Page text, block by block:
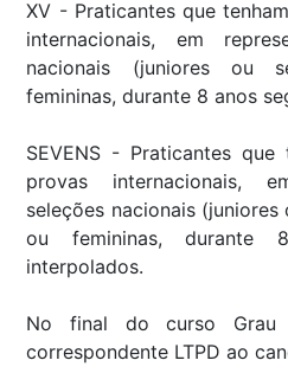
XV - Praticantes que
internacionais, em
nacionais (juniores ou
femininas, durante 8 anos
SEVENS - Praticantes
provas internacionais,
seleções nacionais (juniores
ou femininas, durante
interpolados.
No final do curso
correspondente LTPD ao